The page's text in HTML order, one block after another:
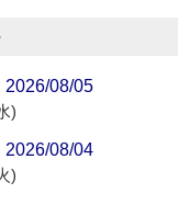
08/05
)
08/04
)